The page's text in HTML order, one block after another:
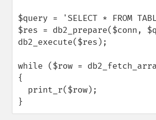
$query = 'SELECT * FROM
$res = db2_prepare($conn,
db2_execute($res);
while ($row =
{
}